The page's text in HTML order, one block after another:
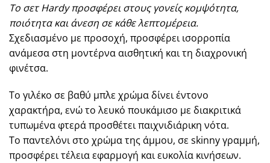
Το σετ Hardy προσφέρει στους γονείς κομψότητα,
ποιότητα και άνεση σε κάθε λεπτομέρεια.
Σχεδιασμένο με προσοχή, προσφέρει ισορροπία
ανάμεσα στη μοντέρνα αισθητική και τη διαχρονική
φινέτσα.
Το γιλέκο σε βαθύ μπλε χρώμα δίνει έντονο
χαρακτήρα, ενώ το λευκό πουκάμισο με διακριτικά
τυπωμένα φτερά προσθέτει παιχνιδιάρικη νότα.
Το παντελόνι στο χρώμα της άμμου, σε skinny γραμμή,
προσφέρει τέλεια εφαρμογή και ευκολία κινήσεων.